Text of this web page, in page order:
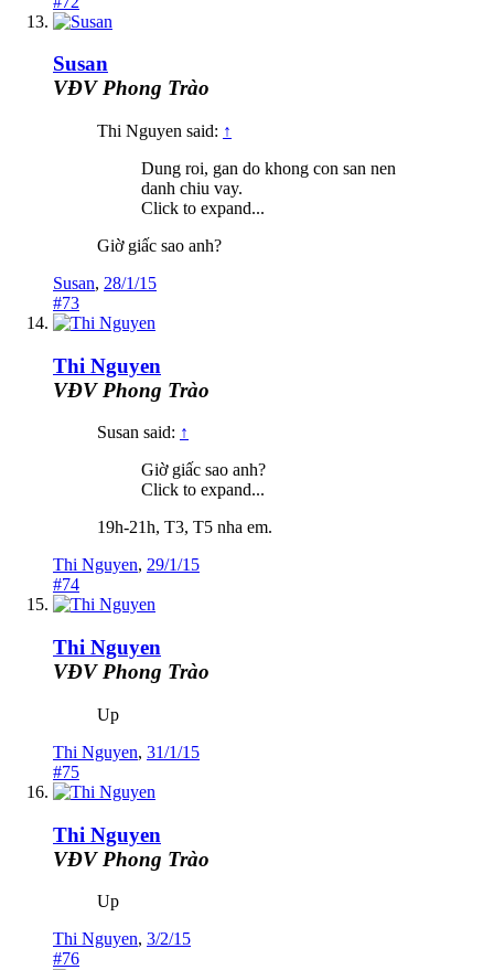
Susan
VĐV Phong Trào
Thi Nguyen said: ↑
Dung roi, gan do khong con san nen
danh chiu vay.
Click to expand...
Giờ giấc sao anh?
Susan, 28/1/15
#73
Thi Nguyen
VĐV Phong Trào
Susan said: ↑
Giờ giấc sao anh?
Click to expand...
19h-21h, T3, T5 nha em.
Thi Nguyen, 29/1/15
#74
Thi Nguyen
VĐV Phong Trào
Up
Thi Nguyen, 31/1/15
#75
Thi Nguyen
VĐV Phong Trào
Up
Thi Nguyen, 3/2/15
#76